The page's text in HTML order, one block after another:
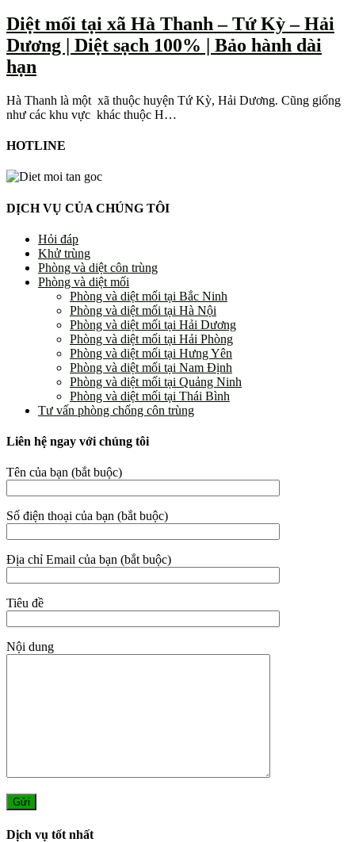
Diệt mối tại xã Hà Thanh – Tứ Kỳ – Hải
Dương | Diệt sạch 100% | Bảo hành dài
hạn
Hà Thanh là một xã thuộc huyện Tứ Kỳ, Hải Dương. Cũng giống
như các khu vực khác thuộc H…
HOTLINE
DỊCH VỤ CỦA CHÚNG TÔI
Hỏi đáp
Khử trùng
Phòng và diệt côn trùng
Phòng và diệt mối
Phòng và diệt mối tại Bắc Ninh
Phòng và diệt mối tại Hà Nội
Phòng và diệt mối tại Hải Dương
Phòng và diệt mối tại Hải Phòng
Phòng và diệt mối tại Hưng Yên
Phòng và diệt mối tại Nam Định
Phòng và diệt mối tại Quảng Ninh
Phòng và diệt mối tại Thái Bình
Tư vấn phòng chống côn trùng
Liên hệ ngay với chúng tôi
Tên của bạn (bắt buộc)
Số điện thoại của bạn (bắt buộc)
Địa chỉ Email của bạn (bắt buộc)
Tiêu đề
Nội dung
Dịch vụ tốt nhất